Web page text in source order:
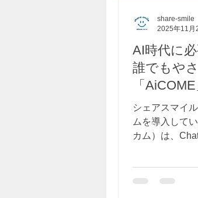
AI時代に
誰でもや
「
シェアスマイ
ムを導入しています。
カム）は、
でも取り組み
share-smile
2025年11月